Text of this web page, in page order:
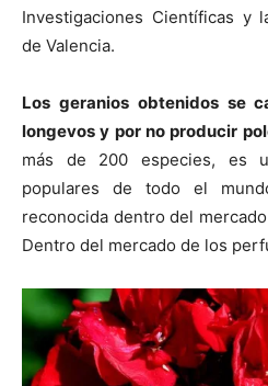
Investigaciones Científicas y
de Valencia.
Los geranios obtenidos se
longevos y por no producir
más de 200 especies, es
populares de todo el
reconocida dentro del
Dentro del mercado de los